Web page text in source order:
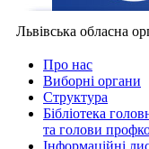
Львівська обласна
Про нас
Виборні органи
Структура
Бібліотека
та голови
Інформаційні